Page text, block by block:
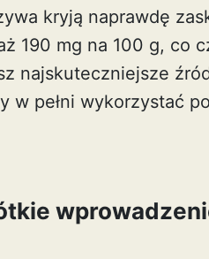
kryją naprawdę
190 mg na 100 g, co
najskuteczniejsze
pełni wykorzystać